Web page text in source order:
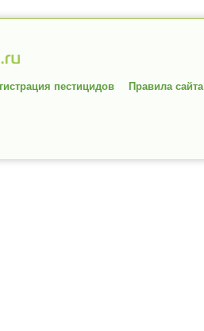
пестицидов Правила сайта